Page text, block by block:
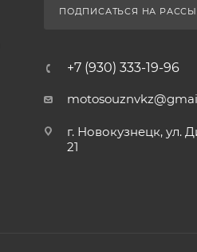
ПОДПИСАТЬСЯ НА
+7 (930) 333-19-96
г. Новокузнецк, ул.
21